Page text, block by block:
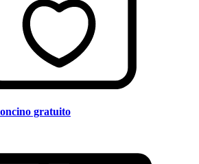
gratuito